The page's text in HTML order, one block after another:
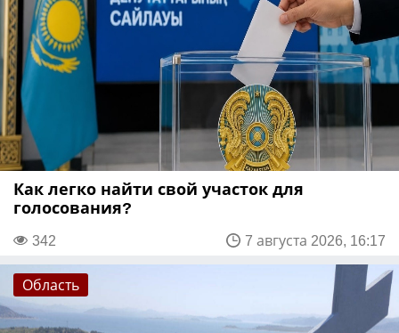
Как легко найти свой участок для
голосования?
342 7 августа 2026, 16:17
Область